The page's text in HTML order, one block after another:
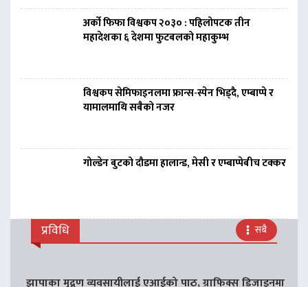
अर्को फिफा विश्वकप २०३० : पहिलोपटक तीन
महादेशका ६ देशमा फुटबलको महाकुम्भ
विश्वकप सेमिफाइनलमा फ्रान्स-स्पेन भिड्दै, एम्बाप्पे र
यामालमाथि सबैको नजर
गोल्डेन बुटको दौडमा हालान्ड, मेसी र एम्बाप्पेबीच टक्कर
प्रविधि सबै
झापाका मुद्रण व्यवसायीलाई एआईको पाठ, ग्राफिक्स डिजाइनमा